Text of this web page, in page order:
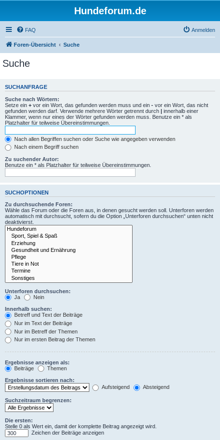
Hundeforum.de
FAQ Anmelden
Foren-Übersicht Suche
Suche
SUCHANFRAGE
Suche nach Wörtern:
Setze ein + vor ein Wort, das gefunden werden muss und ein - vor ein Wort, das nicht
gefunden werden darf. Verwende mehrere Wörter getrennt durch | innerhalb einer
Klammer, wenn nur eines der Wörter gefunden werden muss. Benutze ein * als
Platzhalter für teilweise Übereinstimmungen.
Nach allen Begriffen suchen oder Suche wie angegeben verwenden
Nach einem Begriff suchen
Zu suchender Autor:
Benutze ein * als Platzhalter für teilweise Übereinstimmungen.
SUCHOPTIONEN
Zu durchsuchende Foren:
Wähle das Forum oder die Foren aus, in denen gesucht werden soll. Unterforen werden
automatisch mit durchsucht, sofern du die Option „Unterforen durchsuchen“ unten nicht
deaktivierst.
Unterforen durchsuchen:
Ja
Nein
Innerhalb suchen:
Betreff und Text der Beiträge
Nur im Text der Beiträge
Nur im Betreff der Themen
Nur im ersten Beitrag der Themen
Ergebnisse anzeigen als:
Beiträge
Themen
Ergebnisse sortieren nach:
Aufsteigend
Absteigend
Suchzeitraum begrenzen:
Die ersten:
Stelle 0 als Wert ein, damit der komplette Beitrag angezeigt wird.
Zeichen der Beiträge anzeigen